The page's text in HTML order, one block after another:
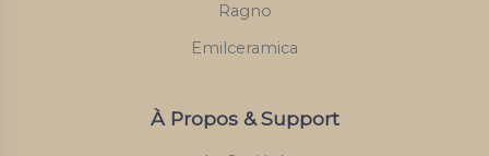
Ragno
Emilceramica
À Propos & Support